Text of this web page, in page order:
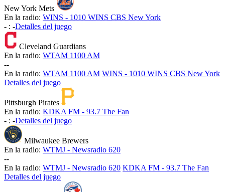
New York Mets
En la radio: WINS - 1010 WINS CBS New York
- : -Detalles del juego
Cleveland Guardians
En la radio: WTAM 1100 AM
--
En la radio: WTAM 1100 AM WINS - 1010 WINS CBS New York
Detalles del juego
Pittsburgh Pirates
En la radio: KDKA FM - 93.7 The Fan
- : -Detalles del juego
Milwaukee Brewers
En la radio: WTMJ - Newsradio 620
--
En la radio: WTMJ - Newsradio 620 KDKA FM - 93.7 The Fan
Detalles del juego